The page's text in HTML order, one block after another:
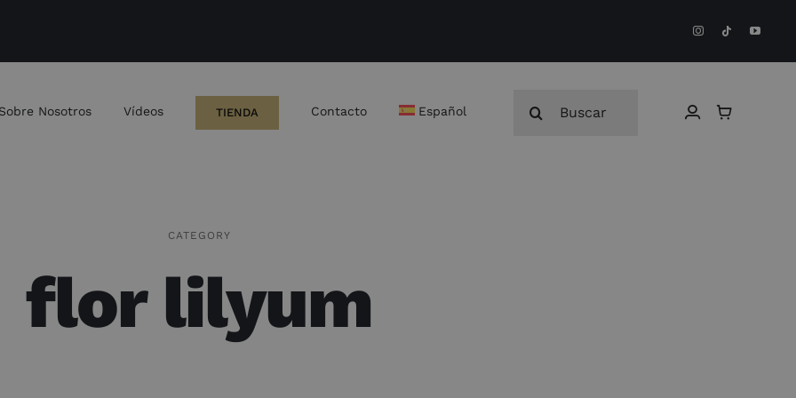
Sobre Nosotros Vídeos TIENDA Contacto Español
CATEGORY
flor lilyum